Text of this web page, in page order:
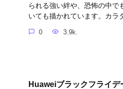
られる強い絆や、恐怖の中で
いても描かれています。カラ
0 3.9k.
Huaweiブラックフライデ